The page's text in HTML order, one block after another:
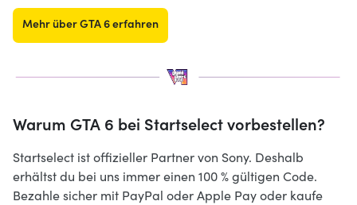
Mehr über GTA 6 erfahren
Warum GTA 6 bei Startselect vorbestellen?
Startselect ist offizieller Partner von Sony. Deshalb
erhältst du bei uns immer einen 100 % gültigen Code.
Bezahle sicher mit PayPal oder Apple Pay oder kaufe